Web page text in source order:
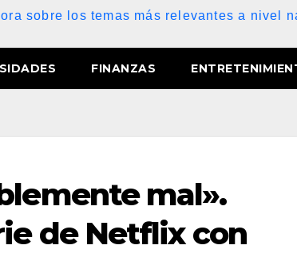
sobre los temas más relevantes a nivel
FINANZAS
mal».
de Netflix con